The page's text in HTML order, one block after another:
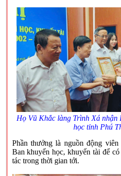
Họ Vũ Khắc làng Trình Xá nhận
học tỉnh Phú
Phần thưởng là nguồn động
Ban khuyến học, khuyến tài để
tác trong thời gian tới.